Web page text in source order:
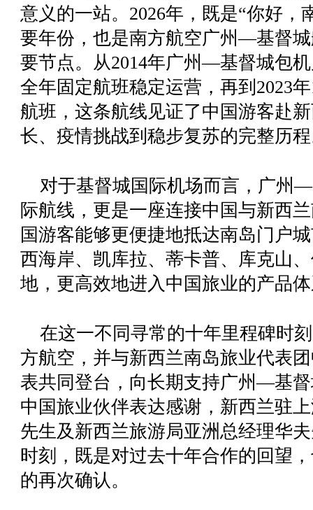
意义的一站。2026年，既是“你好，
要年份，也是南方航空广州—基督
要节点。从2014年广州—基督城包
全年固定航班稳定运营，再到2023
航班，这条航线见证了中国游客赴
长、疫情挑战到稳步复苏的完整历
对于基督城国际机场而言，广州
际航线，更是一座连接中国与新西
国游客能够更便捷地抵达南岛门户
西海岸、凯库拉、蒂卡普、库克山
地，更高效地进入中国旅业的产品
在这一不同寻常的十年里程碑时
方航空，并与新西兰南岛旅业代表
表共同登台，向长期支持广州—基
中国旅业伙伴表达感谢 ，新西兰驻
先生及新西兰旅游局亚洲总经理华
时刻，既是对过去十年合作的回望
的再次确认。